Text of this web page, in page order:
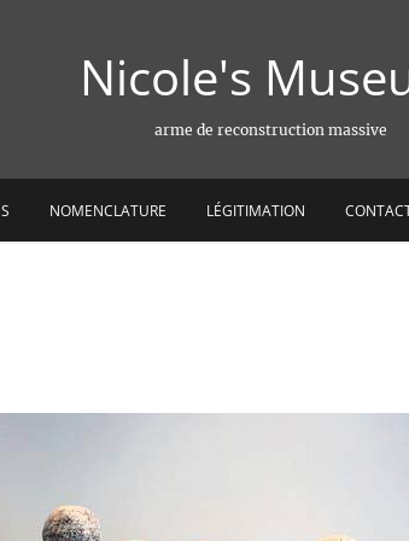
Nicole's
arme de reconstruction massive
NOMENCLATURE LÉGITIMATION